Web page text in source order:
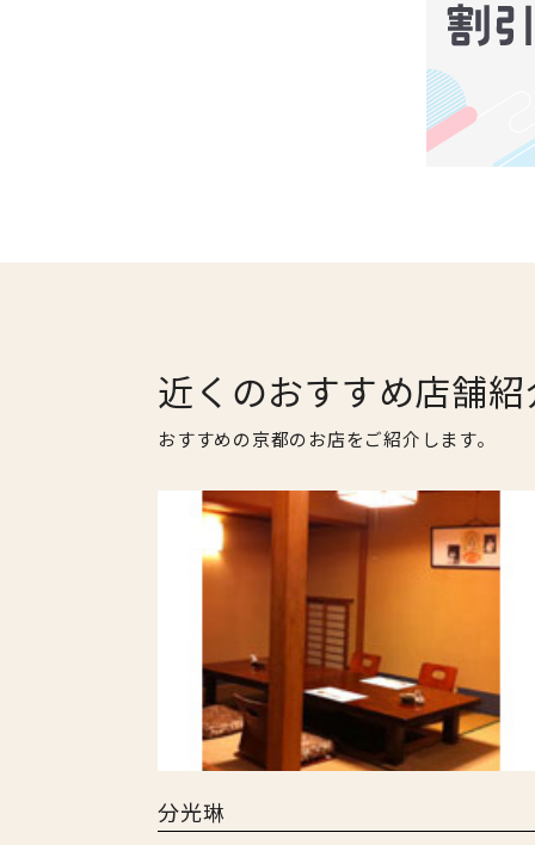
近くのおすすめ店舗紹
おすすめの京都のお店をご紹介します。
分光琳